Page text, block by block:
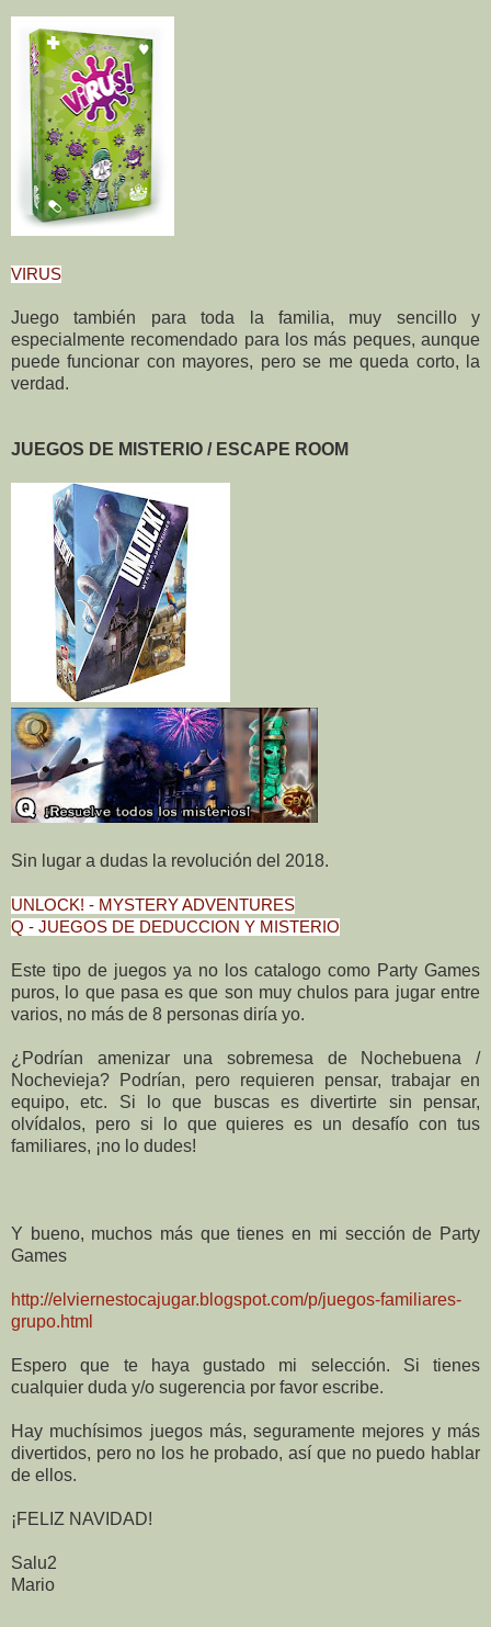
VIRUS
Juego también para toda la familia, muy sencillo y
especialmente recomendado para los más peques, aunque
puede funcionar con mayores, pero se me queda corto, la
verdad.
JUEGOS DE MISTERIO / ESCAPE ROOM
Sin lugar a dudas la revolución del 2018.
UNLOCK! - MYSTERY ADVENTURES
Q - JUEGOS DE DEDUCCION Y MISTERIO
Este tipo de juegos ya no los catalogo como Party Games
puros, lo que pasa es que son muy chulos para jugar entre
varios, no más de 8 personas diría yo.
¿Podrían amenizar una sobremesa de Nochebuena /
Nochevieja? Podrían, pero requieren pensar, trabajar en
equipo, etc. Si lo que buscas es divertirte sin pensar,
olvídalos, pero si lo que quieres es un desafío con tus
familiares, ¡no lo dudes!
Y bueno, muchos más que tienes en mi sección de Party
Games
http://elviernestocajugar.blogspot.com/p/juegos-familiares-
grupo.html
Espero que te haya gustado mi selección. Si tienes
cualquier duda y/o sugerencia por favor escribe.
Hay muchísimos juegos más, seguramente mejores y más
divertidos, pero no los he probado, así que no puedo hablar
de ellos.
¡FELIZ NAVIDAD!
Salu2
Mario